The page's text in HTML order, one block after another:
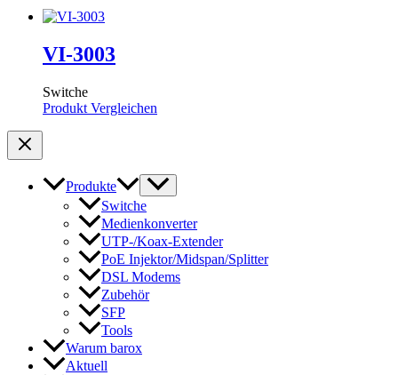
VI-3003
Switche
Produkt Vergleichen
Produkte
Switche
Medienkonverter
UTP-/Koax-Extender
PoE Injektor/Midspan/Splitter
DSL Modems
Zubehör
SFP
Tools
Warum barox
Aktuell